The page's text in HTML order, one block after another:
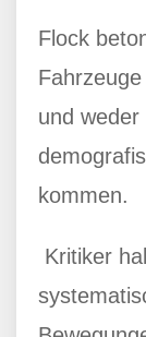
Flock
und
kommen.
Kritiker